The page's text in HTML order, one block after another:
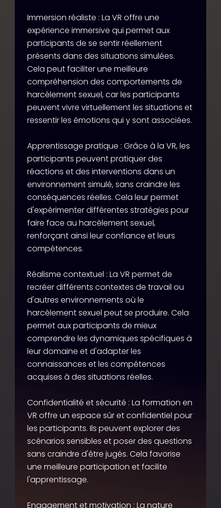
Immersion réaliste : La VR offre une
expérience immersive qui permet aux
participants de se sentir réellement
présents dans des situations simulées.
Cela peut faciliter une meilleure
compréhension des comportements de
harcèlement sexuel, car les participants
peuvent vivre virtuellement les situations et
ressentir les émotions qui y sont associées.
Apprentissage pratique : Grâce à la VR, les
participants peuvent pratiquer des
réactions et des interventions dans un
environnement simulé, sans craindre les
conséquences réelles. Cela leur permet
d'expérimenter différentes stratégies pour
faire face au harcèlement sexuel,
renforçant ainsi leur confiance et leurs
compétences.
Réalisme contextuel : La VR permet de
recréer différents contextes de travail ou
d'autres environnements où le
harcèlement sexuel peut se produire. Cela
permet aux participants de mieux
comprendre les dynamiques spécifiques à
leur domaine et d'adapter les
connaissances et les compétences
acquises à des situations réelles.
Confidentialité et sécurité : La formation en
VR offre un espace sûr et confidentiel pour
les participants. Ils peuvent explorer des
scénarios sensibles et poser des questions
sans craindre d'être jugés. Cela favorise
une meilleure participation et facilite
l'apprentissage.
Engagement et motivation : La nature